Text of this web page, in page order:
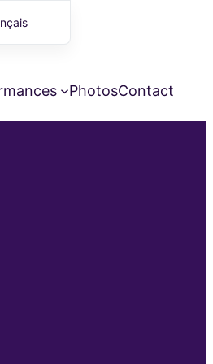
PhotosContact